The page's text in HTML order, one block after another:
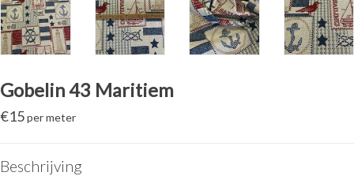
Gobelin 43 Maritiem
€15per meter
Beschrijving